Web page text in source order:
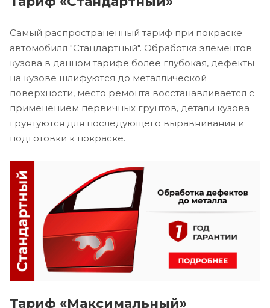
Самый распространенный тариф при покраске
автомобиля "Стандартный". Обработка элементов
кузова в данном тарифе более глубокая, дефекты
на кузове шлифуются до металлической
поверхности, место ремонта восстанавливается с
применением первичных грунтов, детали кузова
грунтуются для последующего выравнивания и
подготовки к покраске.
Тариф «Максимальный»